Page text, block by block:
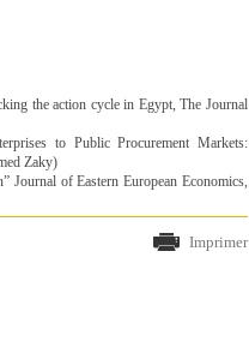
the action cycle in Egypt, The Journal
to Public Procurement Markets:
Zaky)
Journal of Eastern European Economics,
Imprimer